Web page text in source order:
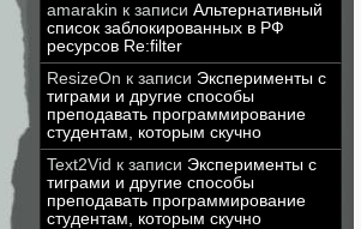
amarakin к записи Альтернативный
список заблокированных в РФ
ресурсов Re:filter
ResizeOn к записи Эксперименты с
тиграми и другие способы
преподавать программирование
студентам, которым скучно
Text2Vid к записи Эксперименты с
тиграми и другие способы
преподавать программирование
студентам, которым скучно